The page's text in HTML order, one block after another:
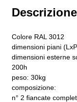
Descrizione
Colore RAL 3012
dimensioni piani
dimensioni esterne
200h
peso: 30kg
composizione:
n° 2 fiancate